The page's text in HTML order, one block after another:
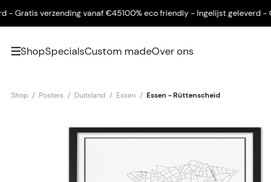
verzending vanaf €45100% eco friendly - Ingelijst geleverd -
ShopSpecialsCustom madeOver ons
Shop Posters Duitsland Essen Essen - Rüttenscheid